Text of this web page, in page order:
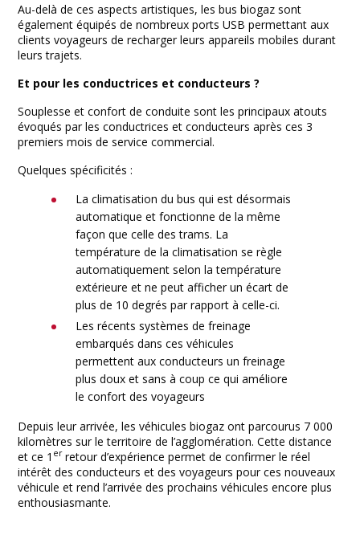
Au-delà de ces aspects artistiques, les bus biogaz sont
également équipés de nombreux ports USB permettant aux
clients voyageurs de recharger leurs appareils mobiles durant
leurs trajets.
Et pour les conductrices et conducteurs ?
Souplesse et confort de conduite sont les principaux atouts
évoqués par les conductrices et conducteurs après ces 3
premiers mois de service commercial.
Quelques spécificités :
La climatisation du bus qui est désormais
automatique et fonctionne de la même
façon que celle des trams. La
température de la climatisation se règle
automatiquement selon la température
extérieure et ne peut afficher un écart de
plus de 10 degrés par rapport à celle-ci.
Les récents systèmes de freinage
embarqués dans ces véhicules
permettent aux conducteurs un freinage
plus doux et sans à coup ce qui améliore
le confort des voyageurs
Depuis leur arrivée, les véhicules biogaz ont parcourus 7 000
kilomètres sur le territoire de l’agglomération. Cette distance
et ce 1 erretour d’expérience permet de confirmer le réel
intérêt des conducteurs et des voyageurs pour ces nouveaux
véhicule et rend l’arrivée des prochains véhicules encore plus
enthousiasmante.